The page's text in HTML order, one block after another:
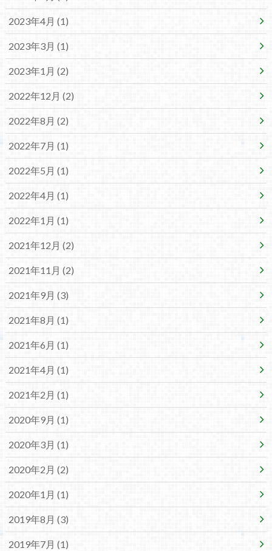
2023年4月 (1)
2023年3月 (1)
2023年1月 (2)
2022年12月 (2)
2022年8月 (2)
2022年7月 (1)
2022年5月 (1)
2022年4月 (1)
2022年1月 (1)
2021年12月 (2)
2021年11月 (2)
2021年9月 (3)
2021年8月 (1)
2021年6月 (1)
2021年4月 (1)
2021年2月 (1)
2020年9月 (1)
2020年3月 (1)
2020年2月 (2)
2020年1月 (1)
2019年8月 (3)
2019年7月 (1)